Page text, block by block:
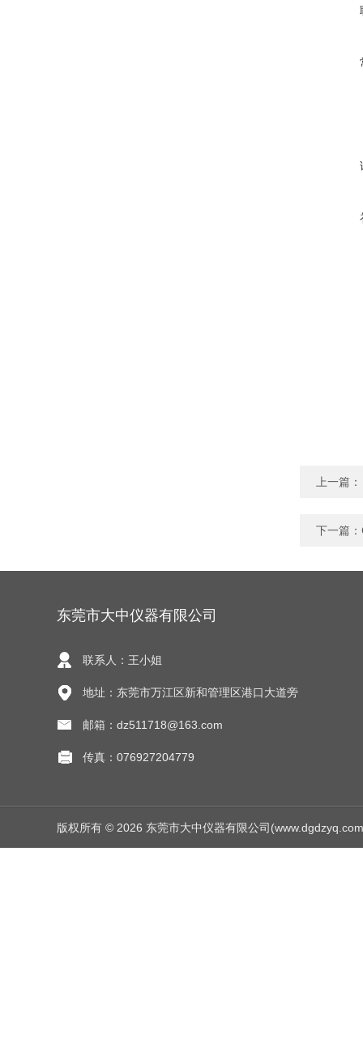
上一篇：
下一篇：
东莞市大中仪器有限公司
联系人：王小姐
地址：东莞市万江区新和管理区港口大道旁
邮箱：dz511718@163.com
传真：076927204779
版权所有 © 2026 东莞市大中仪器有限公司